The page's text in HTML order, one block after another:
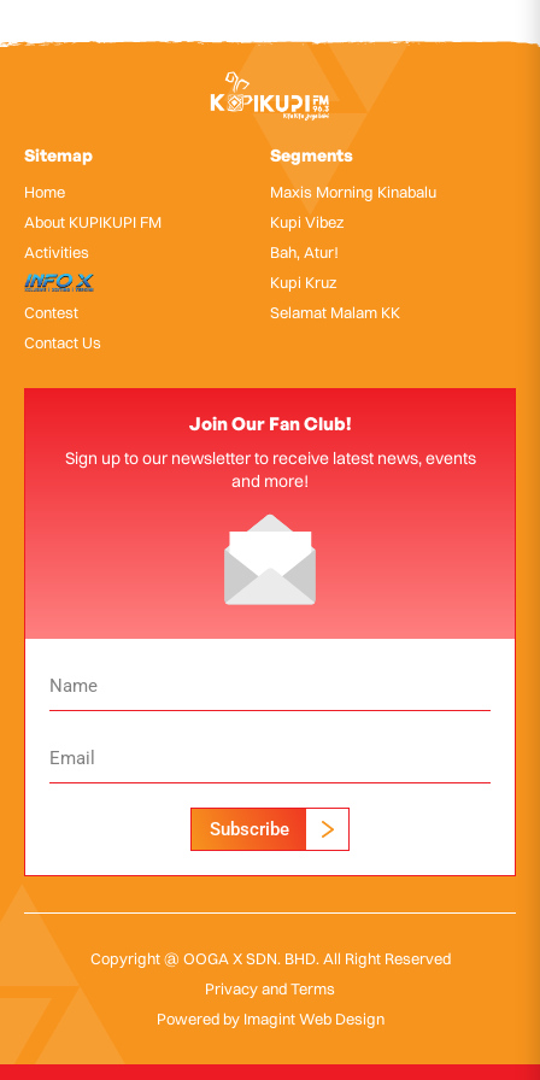
Sitemap
Home
About KUPIKUPI FM
Activities
InfoX
Contest
Contact Us
Segments
Maxis Morning Kinabalu
Kupi Vibez
Bah, Atur!
Kupi Kruz
Selamat Malam KK
Join Our Fan Club!
Sign up to our newsletter to receive latest news, events
and more!
Subscribe
Copyright @ OOGA X SDN. BHD. All Right Reserved
Privacy and Terms
Powered by Imagint Web Design